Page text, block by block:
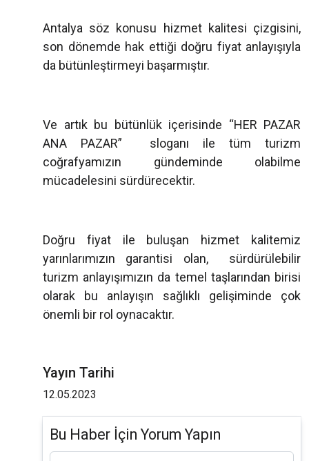
Antalya söz konusu hizmet kalitesi çizgisini,
son dönemde hak ettiği doğru fiyat anlayışıyla
da bütünleştirmeyi başarmıştır.
Ve artık bu bütünlük içerisinde “HER PAZAR
ANA PAZAR” sloganı ile tüm turizm
coğrafyamızın gündeminde olabilme
mücadelesini sürdürecektir.
Doğru fiyat ile buluşan hizmet kalitemiz
yarınlarımızın garantisi olan, sürdürülebilir
turizm anlayışımızın da temel taşlarından birisi
olarak bu anlayışın sağlıklı gelişiminde çok
önemli bir rol oynacaktır.
Yayın Tarihi
12.05.2023
Bu Haber İçin Yorum Yapın